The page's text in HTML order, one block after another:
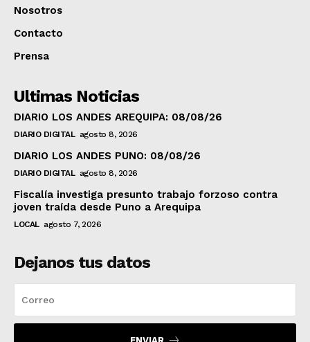
Nosotros
Contacto
Prensa
Ultimas Noticias
DIARIO LOS ANDES AREQUIPA: 08/08/26
DIARIO DIGITAL agosto 8, 2026
DIARIO LOS ANDES PUNO: 08/08/26
DIARIO DIGITAL agosto 8, 2026
Fiscalía investiga presunto trabajo forzoso contra
joven traída desde Puno a Arequipa
LOCAL agosto 7, 2026
Dejanos tus datos